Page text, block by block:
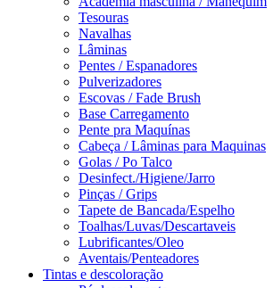
Tesouras
Navalhas
Lâminas
Pentes / Espanadores
Pulverizadores
Escovas / Fade Brush
Base Carregamento
Pente pra Maquínas
Cabeça / Lâminas para Maquinas
Golas / Po Talco
Desinfect./Higiene/Jarro
Pinças / Grips
Tapete de Bancada/Espelho
Toalhas/Luvas/Descartaveis
Lubrificantes/Oleo
Aventais/Penteadores
Tintas e descoloração